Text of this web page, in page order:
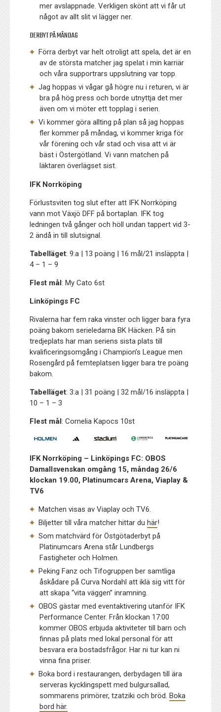
mer avslappnade. Verkligen skönt att vi får ut
något av allt slit vi lägger ner.
DERBYT PÅ MÅNDAG
Förra derbyt var helt otroligt att spela, det är en
av de största matcher jag spelat i min karriär
och våra supportrars uppslutning var topp.
Jag hoppas vi vågar gå högre nu i returen, vi är
bra på hög press och borde utnyttja det mer
även om vi möter ett topplag i serien.
Vi kommer göra allting på plan så jag hoppas
fler kommer på måndag, vi kommer kriga för
vår förening och vår stad och visa att vi är
bäst i Östergötland. Vi vann matchen på
läktaren överlägset sist.
IFK Norrköping
Förlustsviten tog slut efter att IFK Norrköping
vann mot Växjö DFF på bortaplan. IFK tog
ledningen två gånger och höll undan tappert vid 3-
2 ändå in till slutsignal.
Tabelläget: 9:a | 13 poäng | 16 mål/21 insläppta |
4 – 1 – 9
Flest mål: My Cato 6st
Linköpings FC
Rivalerna har fem raka vinster och ligger bara fyra
poäng bakom serieledarna BK Häcken. På sin
tredjeplats har man seriens sista plats till
kvalificeringsomgång i Champion’s League men
Rosengård på femteplatsen ligger bara tre poäng
bakom.
Tabelläget: 3:a | 31 poäng | 32 mål/16 insläppta |
10 – 1 – 3
Flest mål: Cornelia Kapocs 10st
IFK Norrköping – Linköpings FC: OBOS
Damallsvenskan omgång 15, måndag 26/6
klockan 19.00, Platinumcars Arena, Viaplay &
TV6
Matchen visas av Viaplay och TV6.
Biljetter till våra matcher hittar duhär!
Som matchvärd för Östgötaderbyt på
Platinumcars Arena står Lundbergs
Fastigheter och Holmen.
Peking Fanz och Tifogruppen ber samtliga
åskådare på Curva Nordahl att iklä sig vitt för
att skapa “vita väggen” inramning.
OBOS gästar med eventaktivering utanför IFK
Performance Center. Från klockan 17:00
kommer OBOS erbjuda aktiviteter till barn och
finnas på plats med lokal personal för att
besvara era bostadsfrågor. Har ni tur kan ni
vinna fina priser.
Boka bord i restaurangen, derbydagen till ära
serveras kycklingspett med bulgursallad,
sommarens primörer, tzatziki och bröd.Boka
bord här.